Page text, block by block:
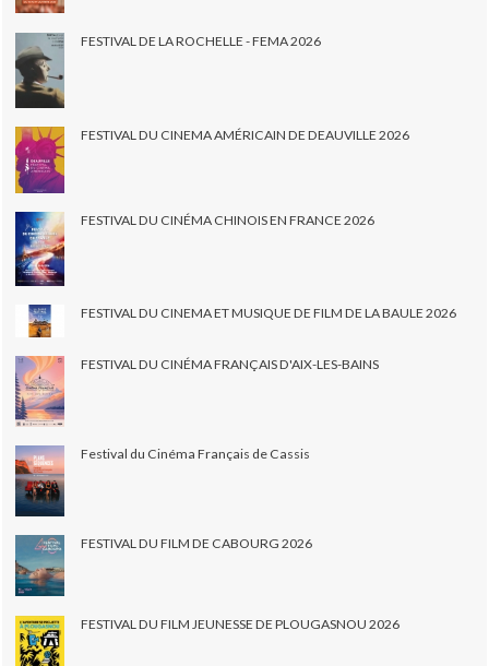
FESTIVAL DE LA ROCHELLE - FEMA 2026
FESTIVAL DU CINEMA AMÉRICAIN DE DEAUVILLE 2026
FESTIVAL DU CINÉMA CHINOIS EN FRANCE 2026
FESTIVAL DU CINEMA ET MUSIQUE DE FILM DE LA BAULE 2026
FESTIVAL DU CINÉMA FRANÇAIS D'AIX-LES-BAINS
Festival du Cinéma Français de Cassis
FESTIVAL DU FILM DE CABOURG 2026
FESTIVAL DU FILM JEUNESSE DE PLOUGASNOU 2026